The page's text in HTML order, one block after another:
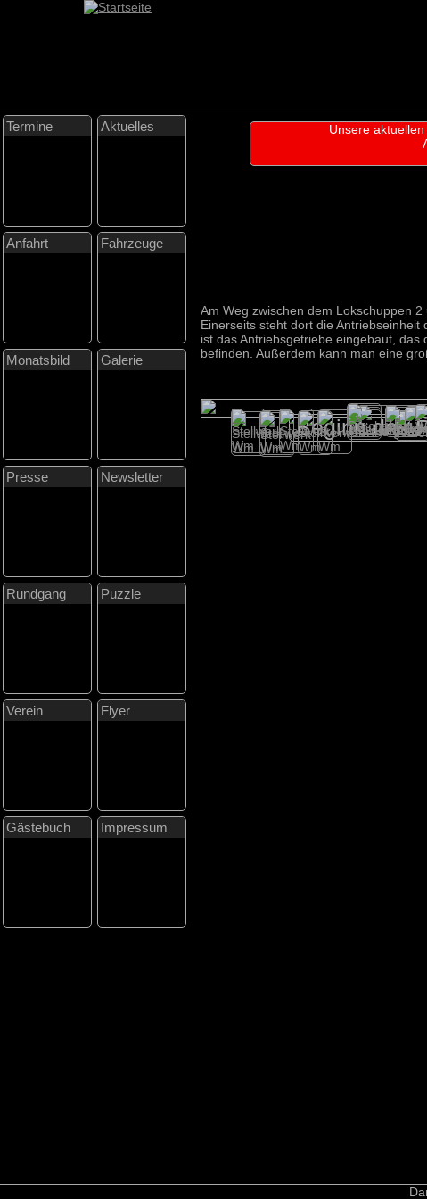
Termine Aktuelles
Anfahrt Fahrzeuge
Monatsbild Galerie
Presse Newsletter
Rundgang Puzzle
Verein Flyer
Gästebuch Impressum
Unsere
Am Weg zwischen dem Lokschuppen
Einerseits steht dort die
ist das Antriebsgetriebe eingebaut,
befinden. Außerdem kann man eine
Beginn des